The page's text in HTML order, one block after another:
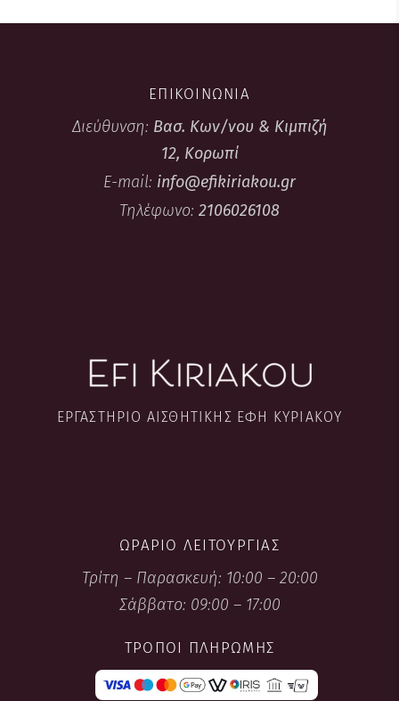
ΕΠΙΚΟΙΝΩΝΙΑ
Διεύθυνση: Βασ. Κων/νου & Κιμπιζή
12, Κορωπί
E-mail: info@efikiriakou.gr
Τηλέφωνο: 2106026108
ΕΡΓΑΣΤΉΡΙΟ ΑΙΣΘΗΤΙΚΉΣ ΈΦΗ ΚΥΡΙΑΚΟΎ
ΩΡΆΡΙΟ ΛΕΙΤΟΥΡΓΊΑΣ
Τρίτη – Παρασκευή: 10:00 – 20:00
Σάββατο: 09:00 – 17:00
ΤΡΌΠΟΙ ΠΛΗΡΩΜΉΣ